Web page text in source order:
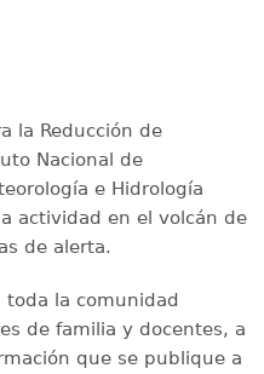
la Reducción de
Nacional de
e Hidrología
actividad en el volcán de
de alerta.
toda la comunidad
de familia y docentes, a
que se publique a